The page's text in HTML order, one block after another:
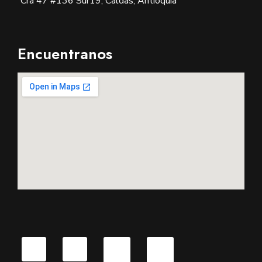
Encuentranos